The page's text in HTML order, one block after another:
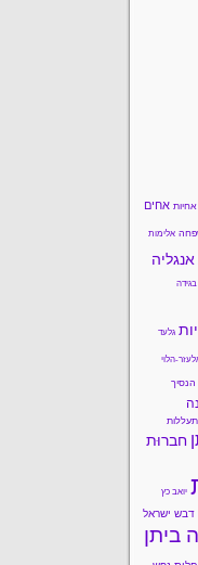
אחיות אחים
אלימות
אנגליה
בגידה
גלעד
הלוי
הנסיך
חברוּת
יואב כץ
דבש ישראל
ביתן